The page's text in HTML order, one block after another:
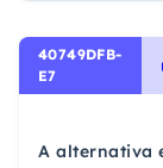
40749DFB-
E7
A alternativa